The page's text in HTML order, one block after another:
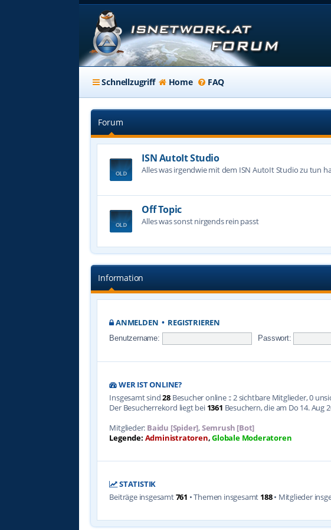
Schnellzugriff Home FAQ
Forum
ISN AutoIt Studio
Alles was irgendwie mit dem ISN AutoIt Studio zu tun
Off Topic
Alles was sonst nirgends rein passt
Information
ANMELDEN • REGISTRIEREN
Benutzername: Passwort:
WER IST ONLINE?
Insgesamt sind28 Besucher online :: 2 sichtbare Mitglieder, 0
Der Besucherrekord liegt bei 1361 Besuchern, die am Do 14. Aug
Mitglieder: Baidu [Spider],Semrush [Bot]
Legende: Administratoren,Globale Moderatoren
STATISTIK
Beiträge insgesamt761 • Themen insgesamt 188• Mitglieder